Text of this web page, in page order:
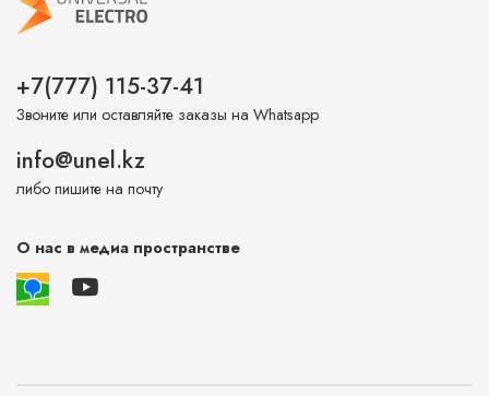
+7(777) 115-37-41
Звоните или оставляйте заказы на Whatsapp
info@unel.kz
либо пишите на почту
О нас в медиа пространстве